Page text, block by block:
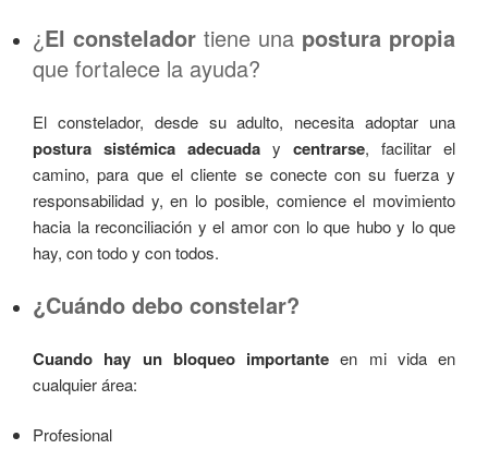
¿El constelador tiene una postura propia
que fortalece la ayuda?
El constelador, desde su adulto, necesita adoptar una
postura sistémica adecuada y centrarse, facilitar el
camino, para que el cliente se conecte con su fuerza y
responsabilidad y, en lo posible, comience el movimiento
hacia la reconciliación y el amor con lo que hubo y lo que
hay, con todo y con todos.
¿Cuándo debo constelar?
Cuando hay un bloqueo importante en mi vida en
cualquier área:
Profesional